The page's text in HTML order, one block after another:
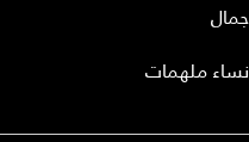
جمال
نساء ملهمات